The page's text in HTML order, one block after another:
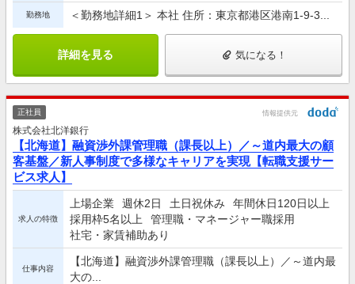
勤務地 ＜勤務地詳細1＞ 本社 住所：東京都港区港南1-9-3...
詳細を見る 気になる！
正社員 情報提供元
株式会社北洋銀行
【北海道】融資渉外課管理職（課長以上）／～道内最大の顧
客基盤／新人事制度で多様なキャリアを実現【転職支援サー
ビス求人】
求人の特徴
上場企業 週休2日 土日祝休み
年間休日120日以上
採用枠5名以上
管理職・マネージャー職採用
社宅・家賃補助あり
仕事内容
【北海道】融資渉外課管理職（課長以上）／～道内最
大の...